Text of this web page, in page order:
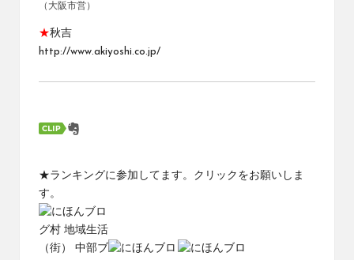
（大阪市営）
★秋吉
http://www.akiyoshi.co.jp/
★ランキングに参加してます。クリックをお願いしま
す。